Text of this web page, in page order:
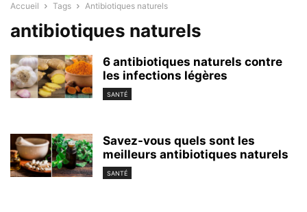
Accueil Tags Antibiotiques naturels
antibiotiques naturels
6 antibiotiques naturels contre
les infections légères
SANTÉ
Savez-vous quels sont les
meilleurs antibiotiques naturels
SANTÉ